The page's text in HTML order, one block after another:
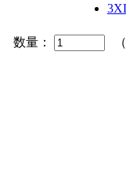
数量：